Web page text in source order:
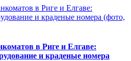
в Риге и Елгаве:
и краденые номера